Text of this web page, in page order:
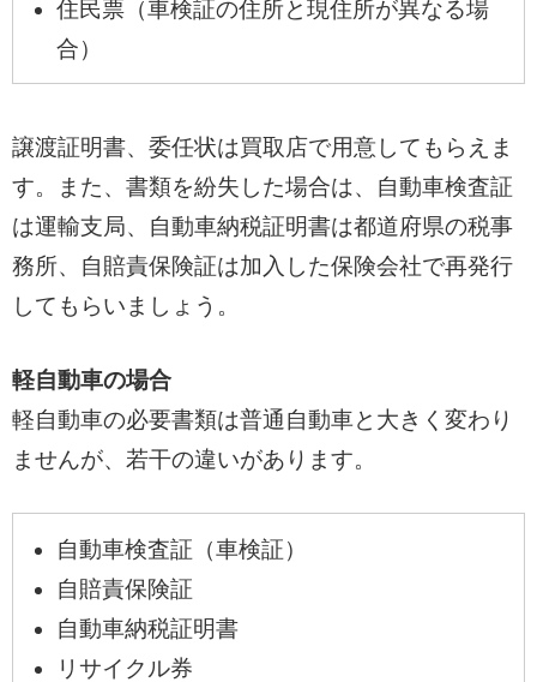
住民票（車検証の住所と現住所が異なる場
合）
譲渡証明書、委任状は買取店で用意してもらえま
す。また、書類を紛失した場合は、自動車検査証
は運輸支局、自動車納税証明書は都道府県の税事
務所、自賠責保険証は加入した保険会社で再発行
してもらいましょう。
軽自動車の場合
軽自動車の必要書類は普通自動車と大きく変わり
ませんが、若干の違いがあります。
自動車検査証（車検証）
自賠責保険証
自動車納税証明書
リサイクル券